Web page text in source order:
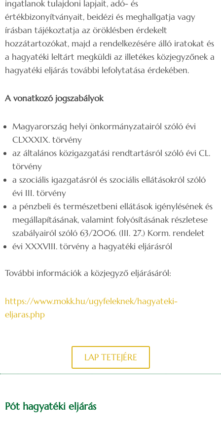
ingatlanok tulajdoni lapjait, adó- és
értékbizonyítványait, beidézi és meghallgatja vagy
írásban tájékoztatja az öröklésben érdekelt
hozzátartozókat, majd a rendelkezésére álló iratokat és
a hagyatéki leltárt megküldi az illetékes közjegyzőnek a
hagyatéki eljárás további lefolytatása érdekében.
A vonatkozó jogszabályok
Magyarország helyi önkormányzatairól szóló évi
CLXXXIX. törvény
az általános közigazgatási rendtartásról szóló évi CL.
törvény
a szociális igazgatásról és szociális ellátásokról szóló
évi III. törvény
a pénzbeli és természetbeni ellátások igénylésének és
megállapításának, valamint folyósításának részletese
szabályairól szóló 63/2006. (III. 27.) Korm. rendelet
évi XXXVIII. törvény a hagyatéki eljárásról
További információk a közjegyző eljárásáról:
https://www.mokk.hu/ugyfeleknek/hagyateki-
eljaras.php
LAP TETEJÉRE
Pót hagyatéki eljárás